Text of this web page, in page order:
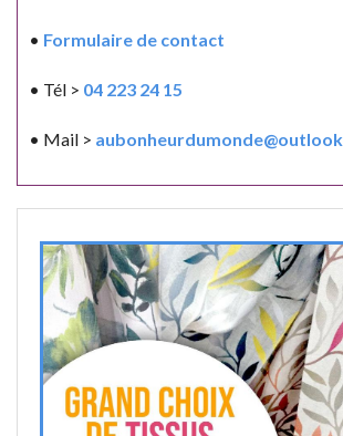
• Formulaire de contact
• Tél > 04 223 24 15
• Mail >